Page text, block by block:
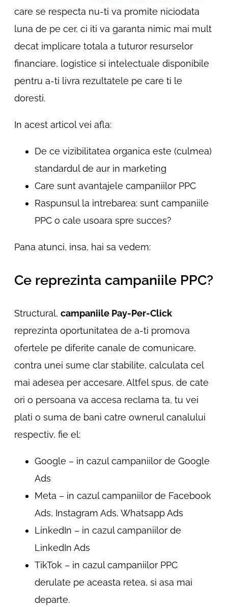
care se respecta nu-ti va promite niciodata
luna de pe cer, ci iti va garanta nimic mai mult
decat implicare totala a tuturor resurselor
financiare, logistice si intelectuale disponibile
pentru a-ti livra rezultatele pe care ti le
doresti.
In acest articol vei afla:
De ce vizibilitatea organica este (culmea)
standardul de aur in marketing
Care sunt avantajele campaniilor PPC
Raspunsul la intrebarea: sunt campaniile
PPC o cale usoara spre succes?
Pana atunci, insa, hai sa vedem:
Ce reprezinta campaniile PPC?
Structural,campaniile Pay-Per-Click
reprezinta oportunitatea de a-ti promova
ofertele pe diferite canale de comunicare,
contra unei sume clar stabilite, calculata cel
mai adesea per accesare. Altfel spus, de cate
ori o persoana va accesa reclama ta, tu vei
plati o suma de bani catre ownerul canalului
respectiv, fie el:
Google – in cazul campaniilor de Google
Ads
Meta – in cazul campaniilor de Facebook
Ads, Instagram Ads, Whatsapp Ads
LinkedIn – in cazul campaniilor de
LinkedIn Ads
TikTok – in cazul campaniilor PPC
derulate pe aceasta retea, si asa mai
departe.